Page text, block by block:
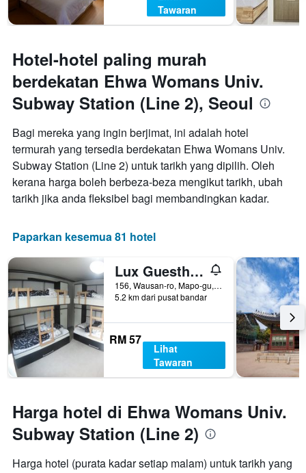
Tawaran
Hotel-hotel paling murah
berdekatan Ehwa Womans Univ.
Subway Station (Line 2), Seoul
Bagi mereka yang ingin berjimat, ini adalah hotel
termurah yang tersedia berdekatan Ehwa Womans Univ.
Subway Station (Line 2) untuk tarikh yang dipilih. Oleh
kerana harga boleh berbeza-beza mengikut tarikh, ubah
tarikh jika anda fleksibel bagi membandingkan kadar.
Paparkan kesemua 81 hotel
Lux Guesthouse
156, Wausan-ro, Mapo-gu, Seoul, Korea Selatan
5.2 km dari pusat bandar
RM 57
Lihat
Tawaran
Harga hotel di Ehwa Womans Univ.
Subway Station (Line 2)
Harga hotel (purata kadar setiap malam) untuk tarikh yang